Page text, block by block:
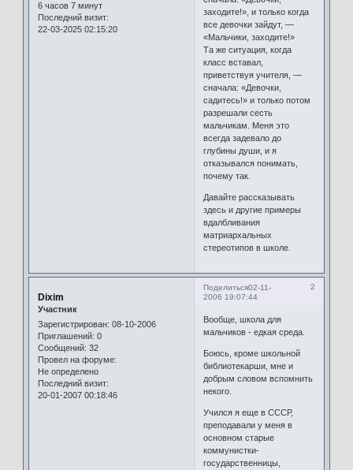
6 часов 7 минут
Последний визит:
22-03-2025 02:15:20
заходите!», и только когда
все девочки зайдут, —
«Мальчики, заходите!»
Та же ситуация, когда
класс вставал,
приветствуя учителя, —
сначала: «Девочки,
садитесь!» и только потом
разрешали сесть
мальчикам. Меня это
всегда задевало до
глубины души, и я
отказывался понимать,
почему так.
Давайте рассказывать
здесь и другие примеры
вдалбливания
матриархальных
стереотипов в школе.
Поделиться 2
02-11-
2006 19:07:44
Dixim
Участник
Зарегистрирован: 08-10-2006
Приглашений: 0
Сообщений: 32
Провел на форуме:
Не определено
Последний визит:
20-01-2007 00:18:46
Вообще, школа для
мальчиков - едкая среда.
Боюсь, кроме школьной
библиотекарши, мне и
добрым словом вспомнить
некого.
Учился я еще в СССР,
преподавали у меня в
основном старые
коммунистки-
государственницы,